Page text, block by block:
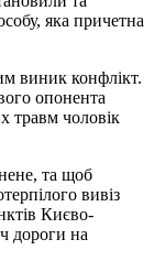
яка причетна
виник конфлікт.
опонента
травм чоловік
та щоб
вивіз
Києво-
дороги на